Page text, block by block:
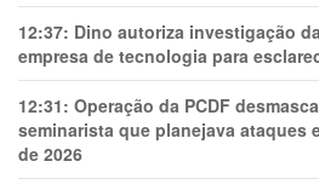
12:37: Dino autoriza investigação
empresa de tecnologia para
12:31: Operação da PCDF
seminarista que planejava ataques
de 2026